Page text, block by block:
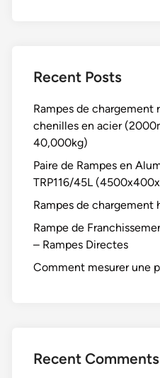
Recent Posts
Rampes de chargement
chenilles en acier
40,000kg)
Paire de Rampes en
TRP116/45L
Rampes de chargement
Rampe de
– Rampes Directes
Comment mesurer une
Recent Comments